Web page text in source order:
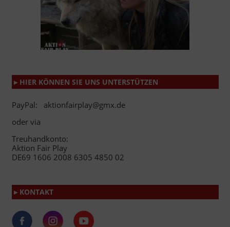
▸ HIER KÖNNEN SIE UNS UNTERSTÜTZEN
PayPal: aktionfairplay@gmx.de
oder via
Treuhandkonto:
Aktion Fair Play
DE69 1606 2008 6305 4850 02
▸ KONTAKT